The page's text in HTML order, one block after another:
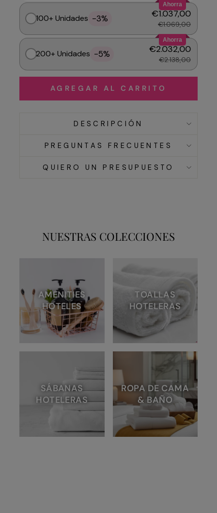
Ahorra
100+ Unidades -3% €1.037,00
€1.069,00
Ahorra
200+ Unidades -5% €2.032,00
€2.138,00
AGREGAR AL CARRITO
DESCRIPCIÓN
PREGUNTAS FRECUENTES
QUIERO UN PRESUPUESTO
NUESTRAS COLECCIONES
AMENITIES
HOTELES
TOALLAS
HOTELERAS
SÁBANAS
HOTELERAS
ROPA DE CAMA
& BAÑO